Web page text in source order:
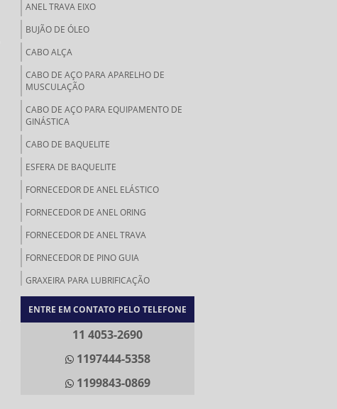
ANEL TRAVA EIXO
BUJÃO DE ÓLEO
CABO ALÇA
CABO DE AÇO PARA APARELHO DE
MUSCULAÇÃO
CABO DE AÇO PARA EQUIPAMENTO DE
GINÁSTICA
CABO DE BAQUELITE
ESFERA DE BAQUELITE
FORNECEDOR DE ANEL ELÁSTICO
FORNECEDOR DE ANEL ORING
FORNECEDOR DE ANEL TRAVA
FORNECEDOR DE PINO GUIA
GRAXEIRA PARA LUBRIFICAÇÃO
KNOB DE BAQUELITE
KNOB RETRÁTIL
ENTRE EM CONTATO PELO TELEFONE
11 4053-2690
1197444-5358
1199843-0869